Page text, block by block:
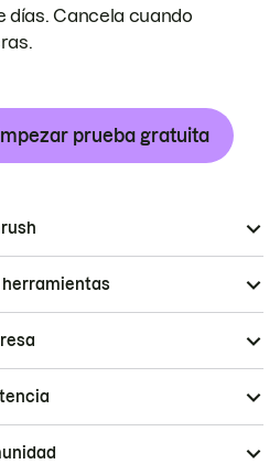
días. Cancela cuando
prueba gratuita
herramientas